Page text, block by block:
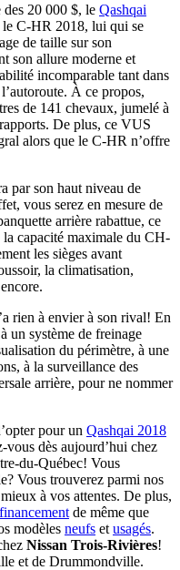
20 000 $, le Qashqai
le C-HR 2018, lui qui se
de taille sur son
son allure moderne et
incomparable tant dans
À ce propos,
de 141 chevaux, jumelé à
De plus, ce VUS
alors que le C-HR n’offre
par son haut niveau de
vous serez en mesure de
arrière rabattue, ce
la capacité maximale du CH-
les sièges avant
la climatisation,
rien à envier à son rival! En
un système de freinage
du périmètre, à une
à la surveillance des
arrière, pour ne nommer
pour un Qashqai 2018
dès aujourd’hui chez
du-Québec! Vous
Vous trouverez parmi nos
à vos attentes. De plus,
financement de même que
modèles neufs et usagés.
Nissan Trois-Rivières!
et de Drummondville.